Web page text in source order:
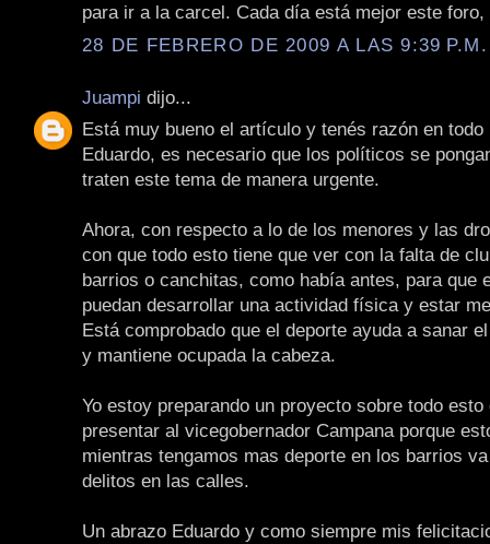
para ir a la carcel. Cada día está mejor este foro,
28 DE FEBRERO DE 2009 A LAS 9:39 P.M.
Juampi dijo...
Está muy bueno el artículo y tenés razón en
Eduardo, es necesario que los políticos se
traten este tema de manera urgente.
Ahora, con respecto a lo de los menores y las
con que todo esto tiene que ver con la falta de
barrios o canchitas, como había antes, para que
puedan desarrollar una actividad física y estar
Está comprobado que el deporte ayuda a sanar
y mantiene ocupada la cabeza.
Yo estoy preparando un proyecto sobre todo
presentar al vicegobernador Campana porque
mientras tengamos mas deporte en los barrios
delitos en las calles.
Un abrazo Eduardo y como siempre mis